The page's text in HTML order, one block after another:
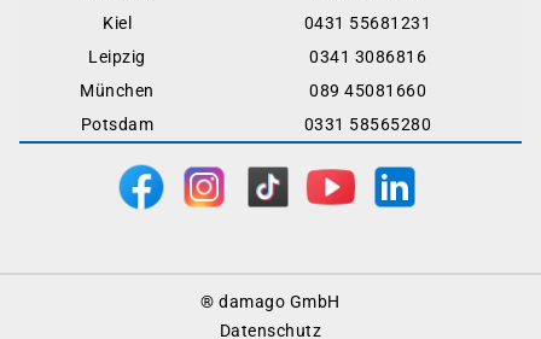
Kiel
0431 55681231
Leipzig
0341 3086816
München
089 45081660
Potsdam
0331 58565280
® damago GmbH
Datenschutz